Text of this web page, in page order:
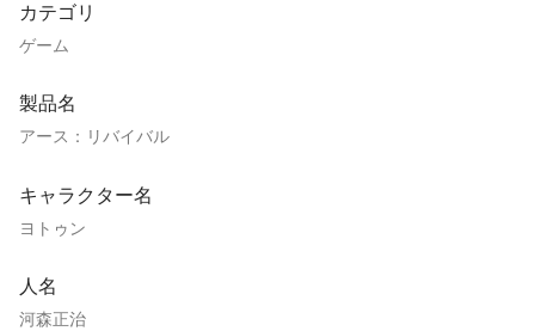
カテゴリ
ゲーム
製品名
アース：リバイバル
キャラクター名
ヨトゥン
人名
河森正治